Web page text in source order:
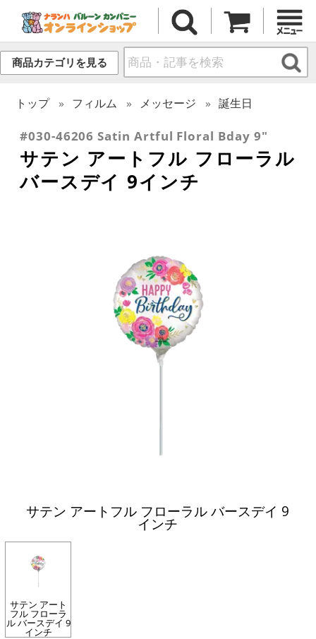
商品カテゴリを見る
トップ フィルム メッセージ 誕生日
#030-46206 Satin Artful Floral Bday 9"
サテン アートフル フローラル
バースデイ 9インチ
サテン アートフル フローラル バースデイ 9
インチ
サテン アート
フル フローラ
ル バースデイ 9
インチ